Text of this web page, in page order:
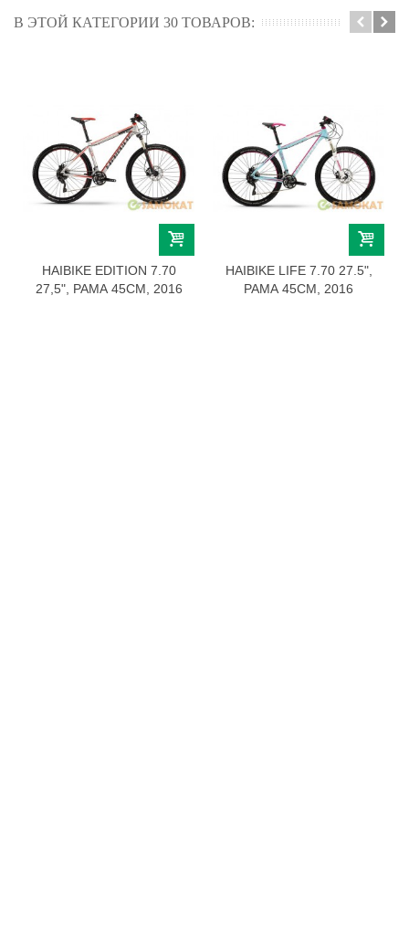
В ЭТОЙ КАТЕГОРИИ 30 ТОВАРОВ:
HAIBIKE EDITION 7.70
27,5", РАМА 45СМ, 2016
HAIBIKE LIFE 7.70 27.5",
РАМА 45СМ, 2016